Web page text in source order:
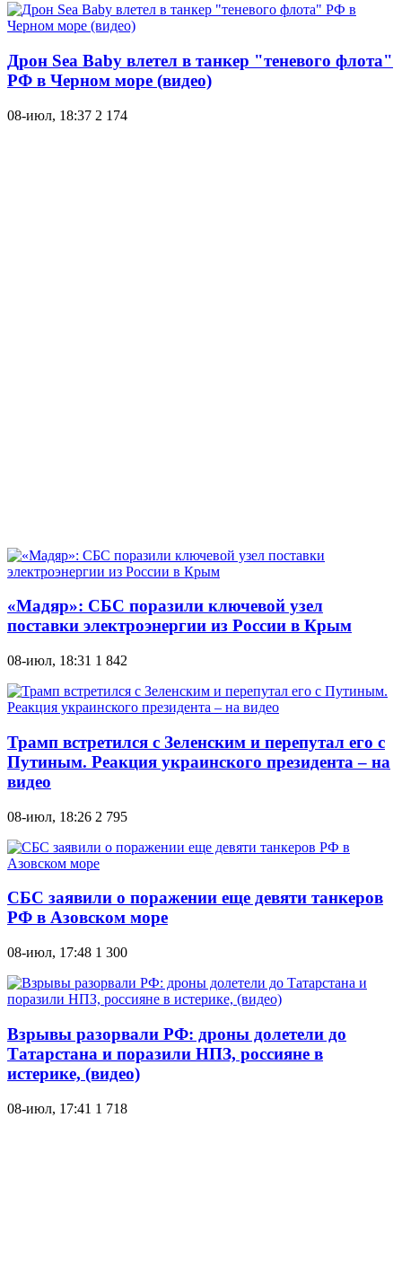
Дрон Sea Baby влетел в танкер "теневого флота"
РФ в Черном море (видео)
08-июл, 18:37 2 174
«Мадяр»: СБС поразили ключевой узел
поставки электроэнергии из России в Крым
08-июл, 18:31 1 842
Трамп встретился с Зеленским и перепутал его с
Путиным. Реакция украинского президента – на
видео
08-июл, 18:26 2 795
СБС заявили о поражении еще девяти танкеров
РФ в Азовском море
08-июл, 17:48 1 300
Взрывы разорвали РФ: дроны долетели до
Татарстана и поразили НПЗ, россияне в
истерике, (видео)
08-июл, 17:41 1 718